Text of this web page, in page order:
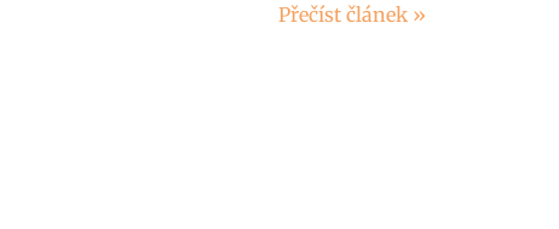
Přečíst článek »